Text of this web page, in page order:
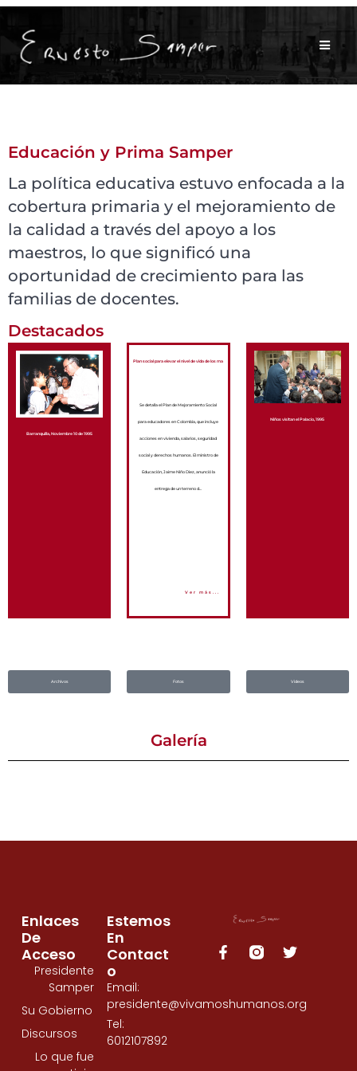
Educación y Prima Samper
La política educativa estuvo enfocada a la
cobertura primaria y el mejoramiento de
la calidad a través del apoyo a los
maestros, lo que significó una
oportunidad de crecimiento para las
familias de docentes.
Destacados
Barranquilla, Noviembre 10 de 1995
Plan social para elevar el nivel de vida de los ma
Se detalla el Plan de Mejoramiento Social
para educadores en Colombia, que incluye
acciones en vivienda, salarios, seguridad
social y derechos humanos. El ministro de
Educación, Jaime Niño Diez, anunció la
entrega de un terreno d...
Ver más...
Niños visitan el Palacio, 1995
Archivos Fotos Videos
Galería
Enlaces
De
Acceso
Presidente
Samper
Su Gobierno
Discursos
Lo que fue
Estemos
En
Contact
O
Email:
presidente@vivamoshumanos.org
Tel:
6012107892